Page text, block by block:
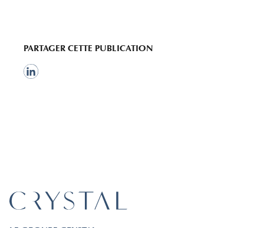
PARTAGER CETTE PUBLICATION